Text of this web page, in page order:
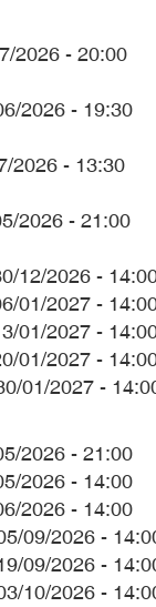
2026 - 20:00
2026 - 19:30
2026 - 13:30
2026 - 21:00
12/2026 -
01/2027 -
01/2027 -
01/2027 -
01/2027 -
2026 - 21:00
2026 - 14:00
2026 - 14:00
09/2026 -
09/2026 -
10/2026 -